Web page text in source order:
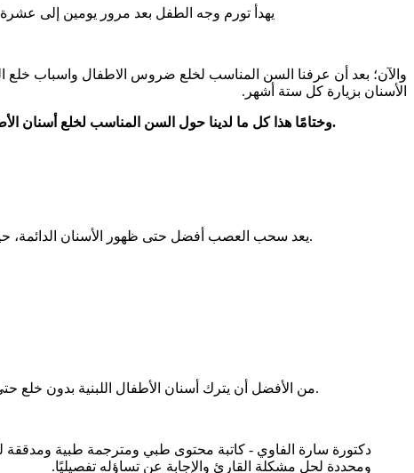
يهدأ تورم وجه الطفل بعد مرور يومين إلى
والآن؛ بعد أن عرفنا السن المناسب لخلع ضروس الاطفال واسباب خلع
الأسنان بزيارة كل ستة أشهر.
وختامًا هذا كل ما لدينا حول السن المناسب لخلع أسنان الأطفال، ولمزيد من معلومات عن ما يخص أسنان الأطفال تصفح موقع ويب دنتال، ستجد إجابات وافية حول كل ما يخص صحة الفم والأسنان.
يعد سحب العصب أفضل حتى ظهور الأسنان الدائمة، حيث أن وجود الضرس مكانه يحافظ على سلامة الأسنان المجاورة بدلًا من ترك السن المخلوع فراغ مُسبب لاعوجاج الأسنان المجاورة لاحقًا.
من الأفضل أن يترك أسنان الأطفال اللبنية بدون خلع حتى تظهر الأسنان الدائمة، لتجنب مشاكل اعوجاج الأسنان ومشاكل الفك. وإذا اضطر الطبيب الى خلعها يجب أن يركب مكانه حافظ المسافة.
دكتورة سارة الفاوي - كاتبة محتوى طبي ومترجمة طبية ومدققة
ومحددة لحل مشكلة القارئ والإجابة عن تساؤله تفصيليًا.